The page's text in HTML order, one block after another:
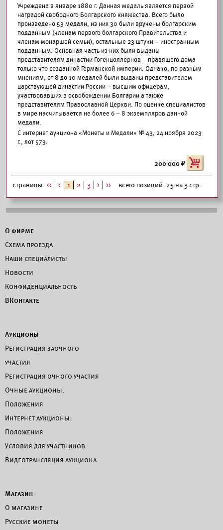
Учреждена в январе 1880 г. Данная медаль является первой
наградой свободного Болгарского княжества. Всего было
произведено 53 медали, из них 30 были вручены болгарским
подданным (членам первого болгарского Правительства и
членам монаршей семьи), остальные 23 штуки – иностранным
подданным. Основная часть из них были выданы
представителям династии Гогенцоллернов – правящего дома
только что созданной Германской империи. Однако, по разным
мнениям, от 8 до 10 медалей были выданы представителем
царствующей династии России – высшим офицерам,
участвовавших в освобождении Болгарии а также
представителям Православной Церкви. По оценке специалистов
в мире насчитывается не более 6 – 8 экземпляров данной
медали.
С интернет аукциона «Монеты и Медали» № 43, 24 ноября 2023
г., лот 573.
200 000
страницы << < 1 2 3 > >> всего позиций: 25 на 3 стр.
О фирме
Схема проезда
Наши специалисты
Новости
Конфиденциальность
ВКонтакте
Аукционы
Регистрация заочного
участия
Регистрация очного участия
Очные аукционы.
Положения
Интернет аукционы.
Положения
Условия для участников
Видеотрансляция аукциона
Магазин
О магазине
Русские монеты